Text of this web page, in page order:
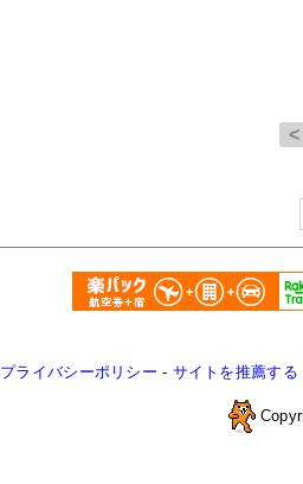
プライバシーポリシー - サイトを推薦する